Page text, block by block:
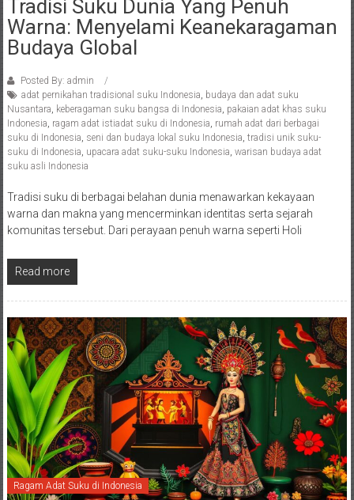
Tradisi Suku Dunia Yang Penuh
Warna: Menyelami Keanekaragaman
Budaya Global
Posted By: admin
adat pernikahan tradisional suku Indonesia budaya dan adat suku
Nusantara keberagaman suku bangsa di Indonesia pakaian adat khas suku
Indonesia ragam adat istiadat suku di Indonesia rumah adat dari berbagai
suku di Indonesia seni dan budaya lokal suku Indonesia tradisi unik suku-
suku di Indonesia upacara adat suku-suku Indonesia warisan budaya adat
suku asli Indonesia
Tradisi suku di berbagai belahan dunia menawarkan kekayaan
warna dan makna yang mencerminkan identitas serta sejarah
komunitas tersebut. Dari perayaan penuh warna seperti Holi
Read more
Ragam Adat Suku di Indonesia